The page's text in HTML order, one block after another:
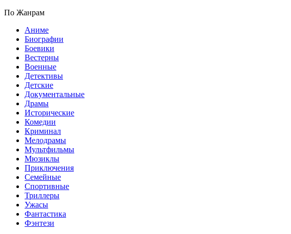
По Жанрам
Аниме
Биографии
Боевики
Вестерны
Военные
Детективы
Детские
Документальные
Драмы
Исторические
Комедии
Криминал
Мелодрамы
Мультфильмы
Мюзиклы
Приключения
Семейные
Спортивные
Триллеры
Ужасы
Фантастика
Фэнтези